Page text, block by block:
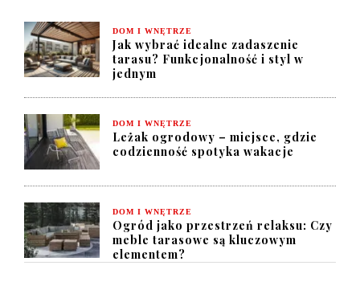
DOM I WNĘTRZE
Jak wybrać idealne zadaszenie
tarasu? Funkcjonalność i styl w
jednym
DOM I WNĘTRZE
Leżak ogrodowy – miejsce, gdzie
codzienność spotyka wakacje
DOM I WNĘTRZE
Ogród jako przestrzeń relaksu: Czy
meble tarasowe są kluczowym
elementem?